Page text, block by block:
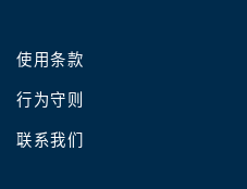
使用条款
行为守则
联系我们